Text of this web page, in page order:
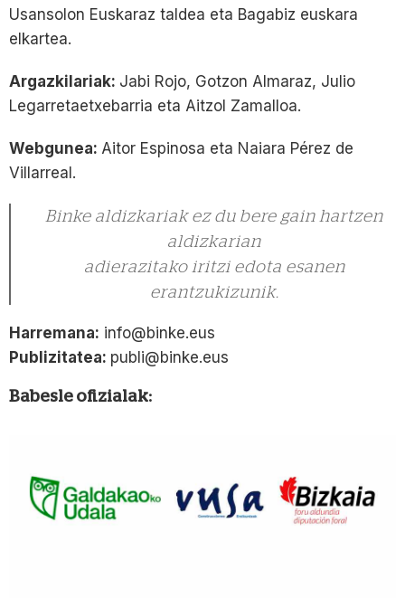
Usansolon Euskaraz taldea eta Bagabiz euskara
elkartea.
Argazkilariak: Jabi Rojo, Gotzon Almaraz, Julio
Legarretaetxebarria eta Aitzol Zamalloa.
Webgunea: Aitor Espinosa eta Naiara Pérez de
Villarreal.
Binke aldizkariak ez du bere gain hartzen
aldizkarian
adierazitako iritzi edota esanen
erantzukizunik.
Harremana: info@binke.eus
Publizitatea: publi@binke.eus
Babesle ofizialak: